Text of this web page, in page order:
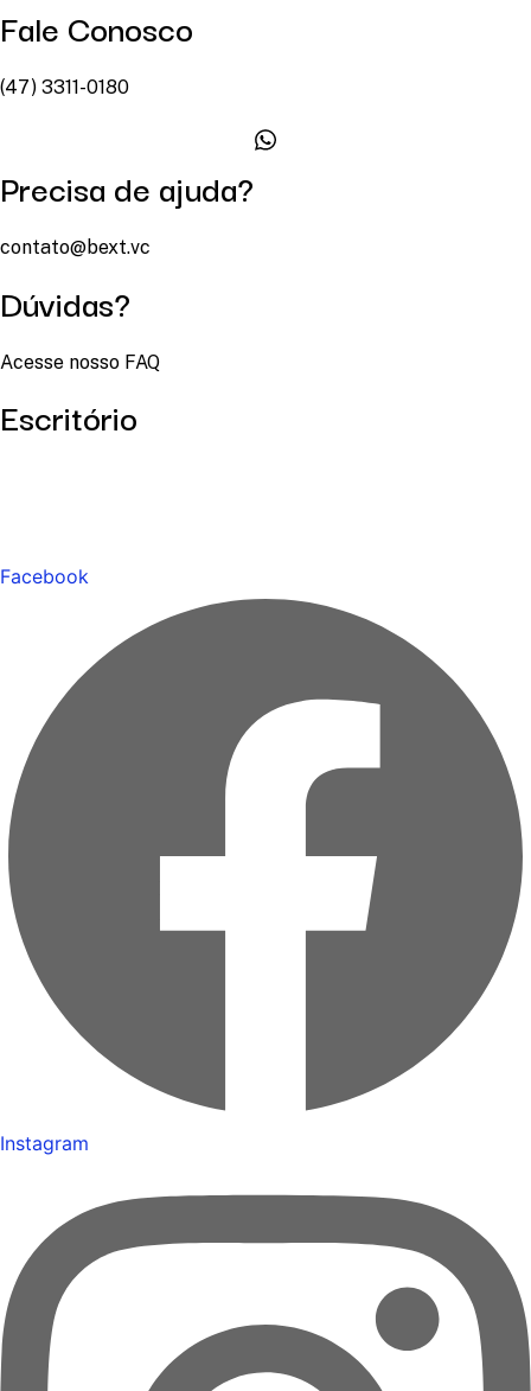
Fale Conosco
(47) 3311-0180
Precisa de ajuda?
contato@bext.vc
Dúvidas?
Acesse nosso FAQ
Escritório
Facebook
Instagram